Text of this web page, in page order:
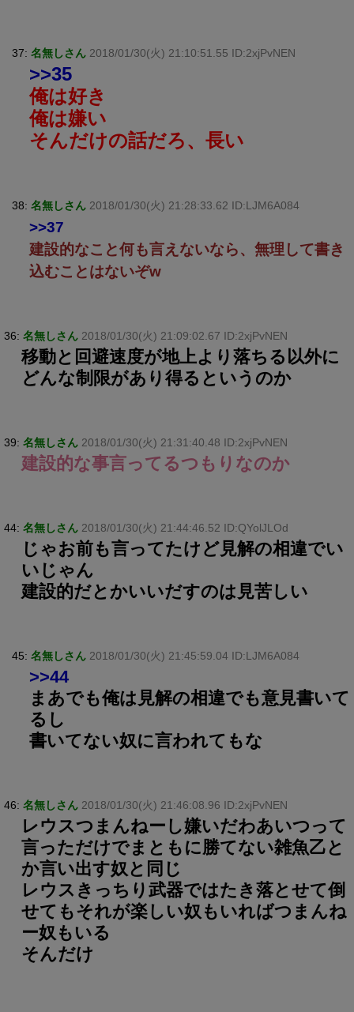
37: 名無しさん 2018/01/30(火) 21:10:51.55 ID:2xjPvNEN
>>35
俺は好き
俺は嫌い
そんだけの話だろ、長い
38: 名無しさん 2018/01/30(火) 21:28:33.62 ID:LJM6A084
>>37
建設的なこと何も言えないなら、無理して書き
込むことはないぞw
36: 名無しさん 2018/01/30(火) 21:09:02.67 ID:2xjPvNEN
移動と回避速度が地上より落ちる以外に
どんな制限があり得るというのか
39: 名無しさん 2018/01/30(火) 21:31:40.48 ID:2xjPvNEN
建設的な事言ってるつもりなのか
44: 名無しさん 2018/01/30(火) 21:44:46.52 ID:QYolJLOd
じゃお前も言ってたけど見解の相違でい
いじゃん
建設的だとかいいだすのは見苦しい
45: 名無しさん 2018/01/30(火) 21:45:59.04 ID:LJM6A084
>>44
まあでも俺は見解の相違でも意見書いて
るし
書いてない奴に言われてもな
46: 名無しさん 2018/01/30(火) 21:46:08.96 ID:2xjPvNEN
レウスつまんねーし嫌いだわあいつって
言っただけでまともに勝てない雑魚乙と
か言い出す奴と同じ
レウスきっちり武器ではたき落とせて倒
せてもそれが楽しい奴もいればつまんね
ー奴もいる
そんだけ